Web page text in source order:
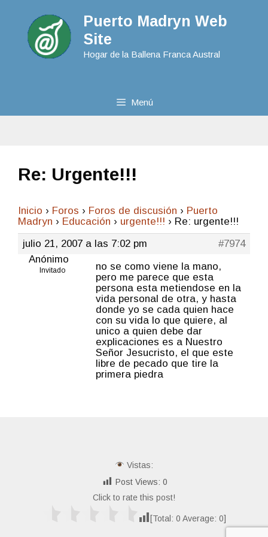
Puerto Madryn Web
Site
Hogar de la Ballena Franca Austral
Menú
Re: Urgente!!!
Inicio › Foros › Foros de discusión › Puerto
Madryn › Educación › urgente!!! › Re: urgente!!!
julio 21, 2007 a las 7:02 pm
#7974
Anónimo
Invitado
no se como viene la mano,
pero me parece que esta
persona esta metiendose en la
vida personal de otra, y hasta
donde yo se cada quien hace
con su vida lo que quiere, al
unico a quien debe dar
explicaciones es a Nuestro
Señor Jesucristo, el que este
libre de pecado que tire la
primera piedra
Vistas:
Post Views: 0
Click to rate this post!
[Total: 0 Average: 0]